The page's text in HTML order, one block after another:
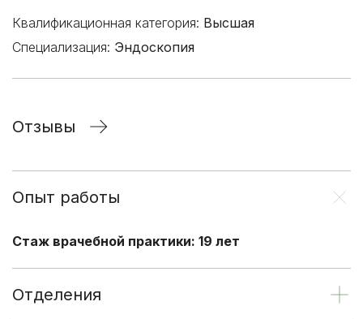
Квалификационная категория: Высшая
Специализация: Эндоскопия
Отзывы
Опыт работы
Стаж врачебной практики: 19 лет
Отделения